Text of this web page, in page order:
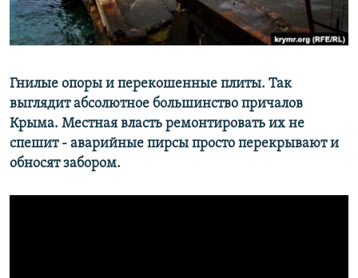
ELIFBE
УКРАИНСКАЯ ПРОБЛЕМА КРЫМА
Гнилые опоры и перекошенные плиты. Так
выглядит абсолютное большинство причалов
Крыма. Местная власть ремонтировать их не
спешит - аварийные пирсы просто перекрывают и
обносят забором.